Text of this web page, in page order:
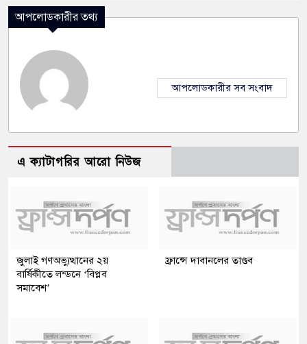
আপলোডকারীর তথ্য
আপলোডকারীর সব সংবাদ
এ ক্যাটাগরির আরো নিউজ
জুলাই গণঅভ্যুত্থানের ২য়
বার্ষিকীতে লন্ডনে ‘বিপ্লব
সমাবেশ’
ফ্রান্সে দাবানলের তাণ্ডব